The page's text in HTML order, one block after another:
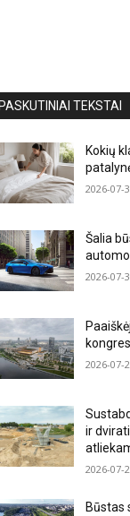
PASKUTINIAI TEKSTAI
Kokių
2026-07-
Šalia
2026-07-
2026-07-
ir
2026-07-
Būstas